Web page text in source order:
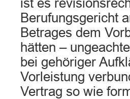
ist es
Berufungsgericht
Betrages dem
hätten –
bei gehöriger
Vorleistung
Vertrag so wie